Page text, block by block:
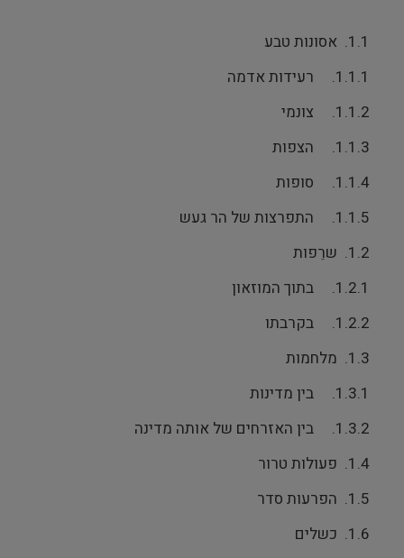
1.1. אסונות טבע
1.1.1. רעידות אדמה
1.1.2. צונמי
1.1.3. הצפות
1.1.4. סופות
1.1.5. התפרצות של הר געש
1.2. שרֵפות
1.2.1. בתוך המוזאון
1.2.2. בקרבתו
1.3. מלחמות
1.3.1. בין מדינות
1.3.2. בין האזרחים של אותה מדינה
1.4. פעולות טרור
1.5. הפרעות סדר
1.6. כשלים